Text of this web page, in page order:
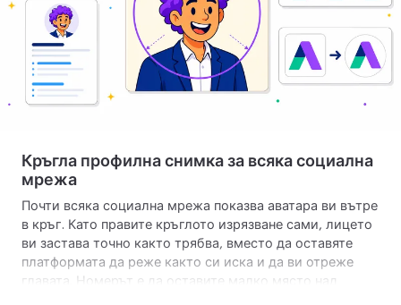
Кръгла профилна снимка за всяка социална
мрежа
Почти всяка социална мрежа показва аватара ви вътре
в кръг. Като правите кръглото изрязване сами, лицето
ви застава точно както трябва, вместо да оставяте
платформата да реже както си иска и да ви отреже
главата. Номерът е да оставите малко място над